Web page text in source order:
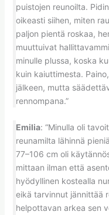
puistojen reunoilta.
oikeasti siihen, miten
paljon pientä roskaa,
muuttuivat
minulle plussa, koska
kuin kaiuttimesta.
jälkeen, mutta
rennompana.”
Emilia: “Minulla oli
reunamilta lähinnä
77–106 cm oli
mittaan ilman että
hyödyllinen kostealla
eikä tarvinnut jännittää
helpottavan arkea sen